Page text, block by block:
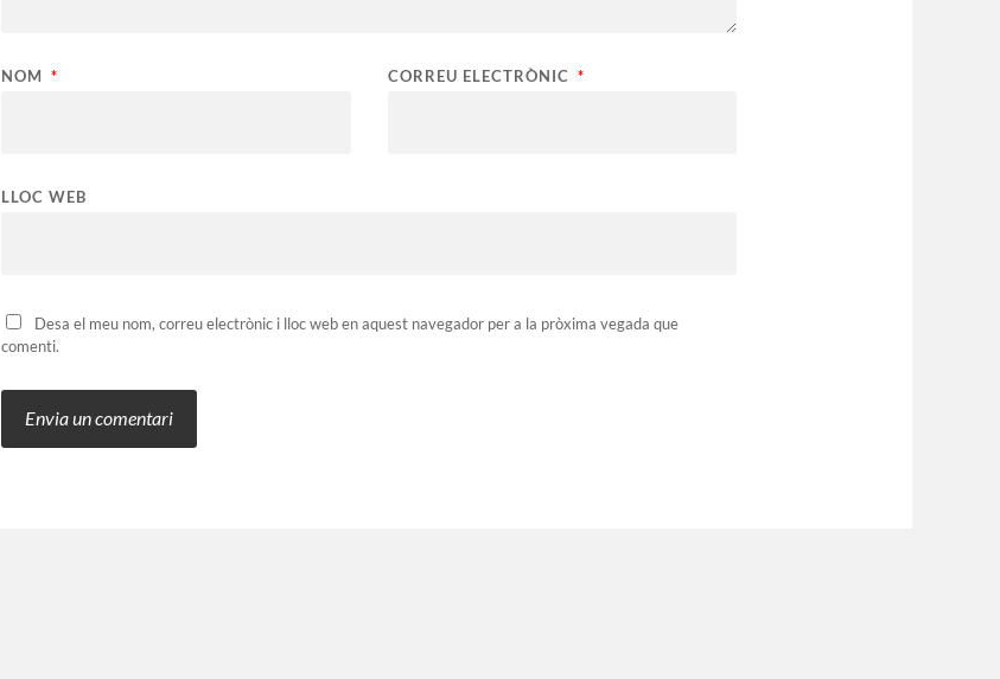
NOM * CORREU ELECTRÒNIC *
LLOC WEB
Desa el meu nom, correu electrònic i lloc web en aquest navegador per a la pròxima vegada que
comenti.